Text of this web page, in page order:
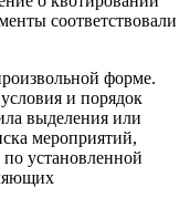
соответствовали
форме.
и порядок
выделения или
мероприятий,
установленной